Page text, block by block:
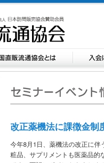
改正薬機法に課徴金
今年8月1日、薬機法の改正に
粧品、サプリメントも医薬品的